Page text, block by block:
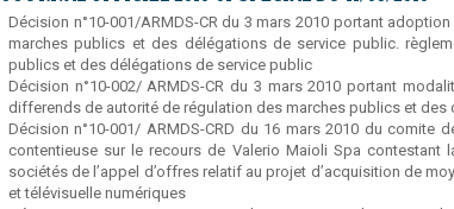
Décision n°10-001/ARMDS-CR du 3 mars 2010 portant
marches publics et des délégations de service public.
publics et des délégations de service public
Décision n°10-002/ ARMDS-CR du 3 mars 2010 portant
differends de autorité de régulation des marches publics et
Décision n°10-001/ ARMDS-CRD du 16 mars 2010 du
contentieuse sur le recours de Valerio Maioli Spa contestant
sociétés de l’appel d’offres relatif au projet d’acquisition de
et télévisuelle numériques